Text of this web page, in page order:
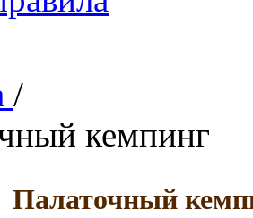
/
кемпинг
Палаточный